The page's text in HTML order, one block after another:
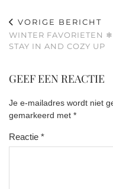
VORIGE BERICHT
WINTER FAVORIETEN ❄
STAY IN AND COZY UP
GEEF EEN REACTIE
Je e-mailadres wordt niet
gemarkeerd met *
Reactie *